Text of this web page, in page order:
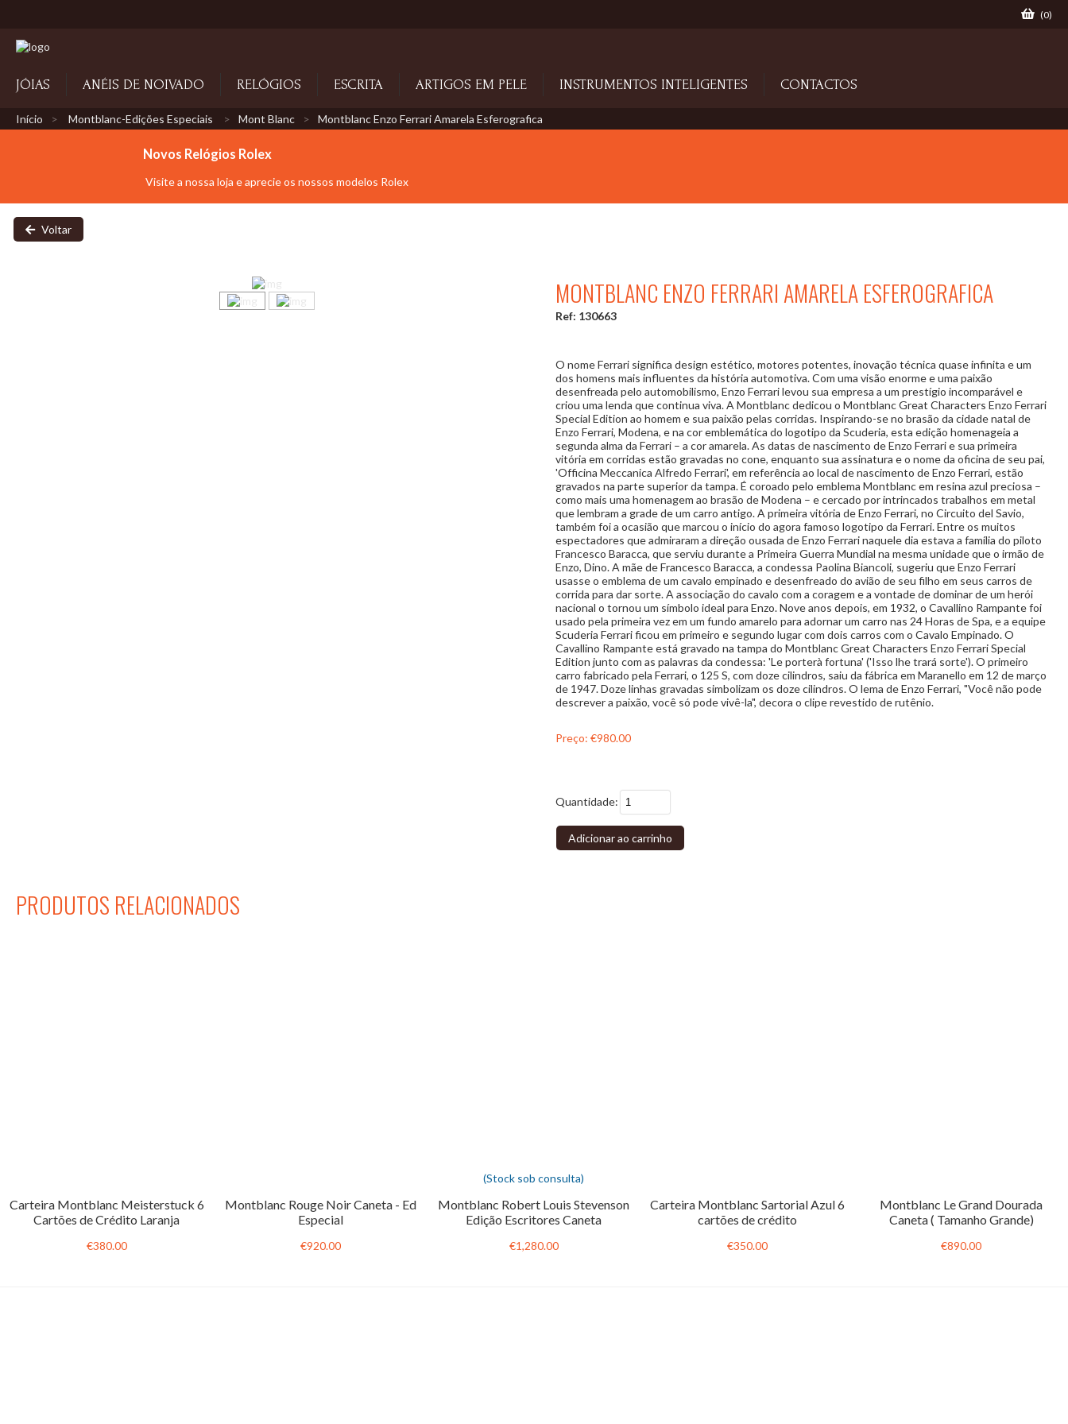
(0)
JÓIAS ANÉIS DE NOIVADO RELÓGIOS ESCRITA ARTIGOS EM PELE INSTRUMENTOS INTELIGENTES CONTACTOS
Início Montblanc-Edições Especiais Mont Blanc Montblanc Enzo Ferrari Amarela Esferografica
Novos Relógios Rolex
Visite a nossa loja e aprecie os nossos modelos Rolex
Voltar
MONTBLANC ENZO FERRARI AMARELA ESFEROGRAFICA
Ref: 130663
O nome Ferrari significa design estético, motores potentes, inovação técnica quase infinita e um
dos homens mais influentes da história automotiva. Com uma visão enorme e uma paixão
desenfreada pelo automobilismo, Enzo Ferrari levou sua empresa a um prestígio incomparável e
criou uma lenda que continua viva. A Montblanc dedicou o Montblanc Great Characters Enzo Ferrari
Special Edition ao homem e sua paixão pelas corridas. Inspirando-se no brasão da cidade natal de
Enzo Ferrari, Modena, e na cor emblemática do logotipo da Scuderia, esta edição homenageia a
segunda alma da Ferrari – a cor amarela. As datas de nascimento de Enzo Ferrari e sua primeira
vitória em corridas estão gravadas no cone, enquanto sua assinatura e o nome da oficina de seu pai,
'Officina Meccanica Alfredo Ferrari', em referência ao local de nascimento de Enzo Ferrari, estão
gravados na parte superior da tampa. É coroado pelo emblema Montblanc em resina azul preciosa –
como mais uma homenagem ao brasão de Modena – e cercado por intrincados trabalhos em metal
que lembram a grade de um carro antigo. A primeira vitória de Enzo Ferrari, no Circuito del Savio,
também foi a ocasião que marcou o início do agora famoso logotipo da Ferrari. Entre os muitos
espectadores que admiraram a direção ousada de Enzo Ferrari naquele dia estava a família do piloto
Francesco Baracca, que serviu durante a Primeira Guerra Mundial na mesma unidade que o irmão de
Enzo, Dino. A mãe de Francesco Baracca, a condessa Paolina Biancoli, sugeriu que Enzo Ferrari
usasse o emblema de um cavalo empinado e desenfreado do avião de seu filho em seus carros de
corrida para dar sorte. A associação do cavalo com a coragem e a vontade de dominar de um herói
nacional o tornou um símbolo ideal para Enzo. Nove anos depois, em 1932, o Cavallino Rampante foi
usado pela primeira vez em um fundo amarelo para adornar um carro nas 24 Horas de Spa, e a equipe
Scuderia Ferrari ficou em primeiro e segundo lugar com dois carros com o Cavalo Empinado. O
Cavallino Rampante está gravado na tampa do Montblanc Great Characters Enzo Ferrari Special
Edition junto com as palavras da condessa: 'Le porterà fortuna' ('Isso lhe trará sorte'). O primeiro
carro fabricado pela Ferrari, o 125 S, com doze cilindros, saiu da fábrica em Maranello em 12 de março
de 1947. Doze linhas gravadas simbolizam os doze cilindros. O lema de Enzo Ferrari, "Você não pode
descrever a paixão, você só pode vivê-la", decora o clipe revestido de rutênio.
Preço: €980.00
Quantidade:
Adicionar ao carrinho
PRODUTOS RELACIONADOS
Carteira Montblanc Meisterstuck 6
Cartões de Crédito Laranja
€380.00
Montblanc Rouge Noir Caneta - Ed
Especial
€920.00
(Stock sob consulta)
Montblanc Robert Louis Stevenson
Edição Escritores Caneta
€1,280.00
Carteira Montblanc Sartorial Azul 6
cartões de crédito
€350.00
Montblanc Le Grand Dourada
Caneta ( Tamanho Grande)
€890.00